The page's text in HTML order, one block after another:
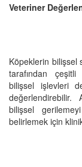
Veteriner
Köpeklerin bilişsel
tarafından çeşitli
bilişsel işlevleri
değerlendirebilir.
bilişsel
belirlemek için